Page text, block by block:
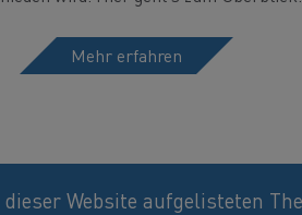
Mehr erfahren
dieser Website aufgelisteten